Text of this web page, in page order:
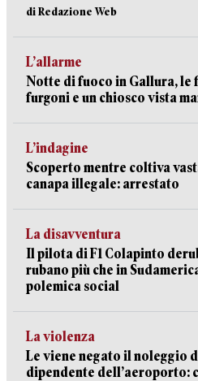
di Redazione Web
L’allarme
Notte di fuoco in Gallura, le
furgoni e un chiosco vista
L’indagine
Scoperto mentre coltiva
canapa illegale: arrestato
La disavventura
Il pilota di F1 Colapinto
rubano più che in
polemica social
La violenza
Le viene negato il noleggio
dipendente dell’aeroporto: